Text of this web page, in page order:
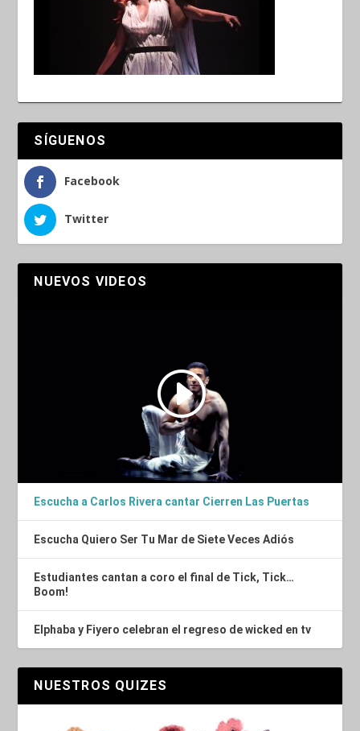
SÍGUENOS
Facebook
Twitter
NUEVOS VIDEOS
Escucha a Carlos Rivera cantar Cierren Las Puertas
Escucha Quiero Ser Tu Mar de Siete Veces Adiós
Estudiantes cantan a coro el final de Tick, Tick…
Boom!
Elphaba y Fiyero celebran el regreso de wicked en tv
NUESTROS QUIZES